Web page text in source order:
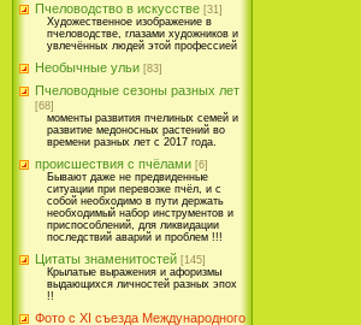
Пчеловодство в искусстве [31]
Художественное изображение в
пчеловодстве, глазами художников и
увлечённых людей этой профессией
Необычные ульи [83]
Пчеловодные сезоны разных лет
[68]
моменты развития пчелиных семей и
развитие медоносных растений во
времени разных лет с 2017 года.
происшествия с пчёлами [6]
Бывают даже не предвиденные
ситуации при перевозке пчёл, и с
собой необходимо в пути держать
необходимый набор инструментов и
приспособлений, для ликвидации
последствий аварий и проблем !!!
Цитаты знаменитостей [145]
Крылатые выражения и афоризмы
выдающихся личностей разных эпох
!!
Фото с XI съезда Международного